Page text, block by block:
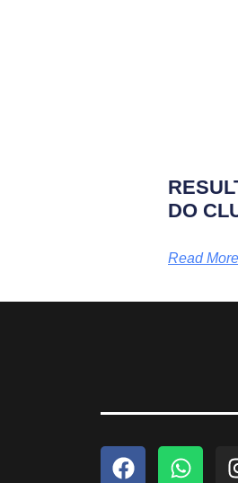
DO
Read More